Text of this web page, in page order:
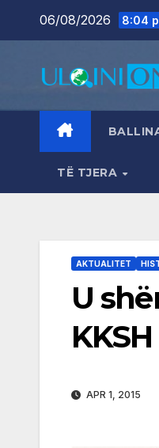
06/08/2026 8:04
TË TJERA
AKTUALITET
U
KKSH
APR 1, 2015